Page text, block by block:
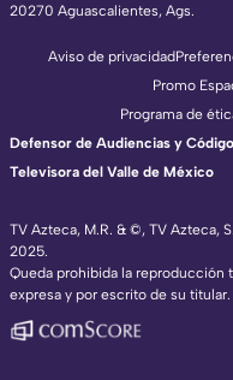
20270 Aguascalientes, Ags.
TV Azteca, M.R. & ©, TV Azteca,
2025.
Queda prohibida la reproducción
expresa y por escrito de su titular.
Aviso de privacidad
Promo
Programa de
Defensor de Audiencias y
Televisora del Valle de México